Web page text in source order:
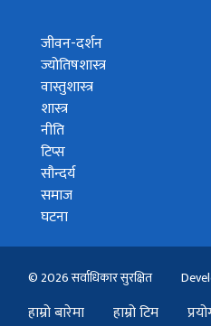
जीवन-दर्शन
ज्योतिषशास्त्र
वास्तुशास्त्र
शास्त्र
नीति
टिप्स
सौन्दर्य
समाज
घटना
© 2026 सर्वाधिकार सुरक्षित
हाम्रो बारेमा हाम्रो टिम